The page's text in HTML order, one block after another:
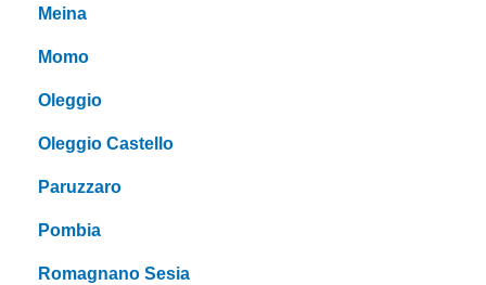
Meina
Momo
Oleggio
Oleggio Castello
Paruzzaro
Pombia
Romagnano Sesia